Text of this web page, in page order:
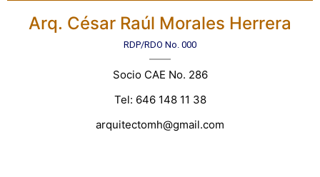
Arq. César Raúl Morales Herrera
RDP/RDO No. 000
Socio CAE No. 286
Tel: 646 148 11 38
arquitectomh@gmail.com